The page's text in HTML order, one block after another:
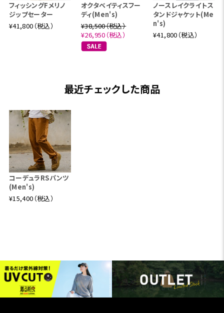
フィッシングFメリノ
ジップセーター
¥41,800（税込）
オクタベイティスフー
ディ(Men's)
¥38,500（税込）
¥26,950（税込）
ノースレイクライトス
タンドジャケット(Me
n's)
¥41,800（税込）
最近チェックした商品
コーデュラRSパンツ
(Men's)
¥15,400（税込）